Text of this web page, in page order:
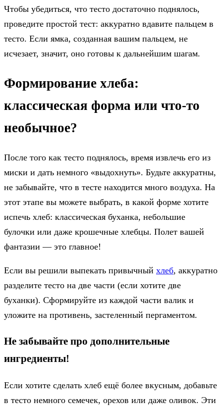
Чтобы убедиться, что тесто достаточно поднялось,
проведите простой тест: аккуратно вдавите пальцем в
тесто. Если ямка, созданная вашим пальцем, не
исчезает, значит, оно готовы к дальнейшим шагам.
Формирование хлеба:
классическая форма или что-то
необычное?
После того как тесто поднялось, время извлечь его из
миски и дать немного «выдохнуть». Будьте аккуратны,
не забывайте, что в тесте находится много воздуха. На
этот этапе вы можете выбрать, в какой форме хотите
испечь хлеб: классическая буханка, небольшие
булочки или даже крошечные хлебцы. Полет вашей
фантазии — это главное!
Если вы решили выпекать привычный хлеб, аккуратно
разделите тесто на две части (если хотите две
буханки). Сформируйте из каждой части валик и
уложите на противень, застеленный пергаментом.
Не забывайте про дополнительные
ингредиенты!
Если хотите сделать хлеб ещё более вкусным, добавьте
в тесто немного семечек, орехов или даже оливок. Эти